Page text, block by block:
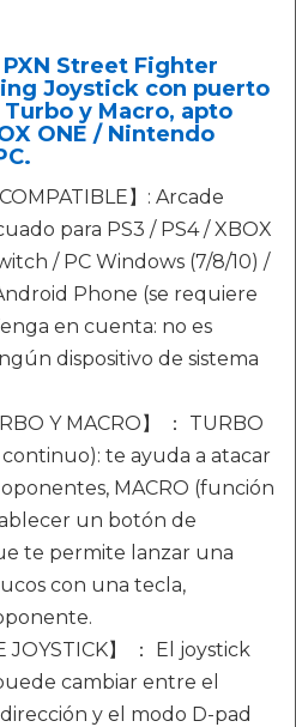
Street Fighter
Joystick con puerto
y Macro, apto
ONE / Nintendo
】: Arcade
para PS3 / PS4 / XBOX
/ PC Windows (7/8/10) /
Phone (se requiere
en cuenta: no es
dispositivo de sistema
Y MACRO】 ： TURBO
te ayuda a atacar
MACRO (función
un botón de
te permite lanzar una
con una tecla,
JOYSTICK】 ： El joystick
cambiar entre el
y el modo D-pad